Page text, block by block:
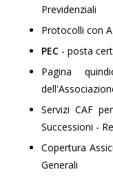
Previdenziali
Protocolli con
PEC - posta
Pagina
Servizi CAF
Successioni -
Copertura
Generali